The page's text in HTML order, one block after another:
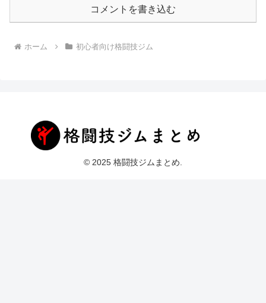
コメントを書き込む
ホーム 初心者向け格闘技ジム
© 2025 格闘技ジムまとめ.